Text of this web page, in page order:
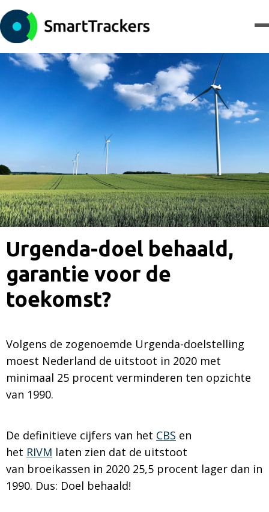
Urgenda-doel behaald,
garantie voor de
toekomst?
Volgens de zogenoemde Urgenda-doelstelling
moest Nederland de uitstoot in 2020 met
minimaal 25 procent verminderen ten opzichte
van 1990.
De definitieve cijfers van het CBS en
het RIVM laten zien dat de uitstoot
van broeikassen in 2020 25,5 procent lager dan in
1990. Dus: Doel behaald!